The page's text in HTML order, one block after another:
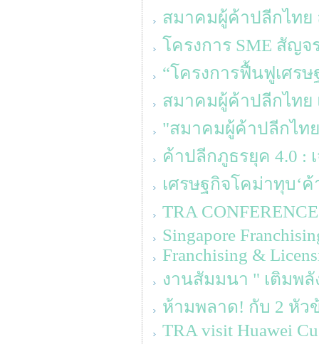
สมาคมผู้ค้าปลีกไทย
โครงการ SME สัญจ
“โครงการฟื้นฟูเศร
สมาคมผู้ค้าปลีกไทย
"สมาคมผู้ค้าปลีกไท
ค้าปลีกภูธรยุค 4.0 :
เศรษฐกิจโคม่าทุบ‘
TRA
Singapore
Franchising &
งานสัมมนา " เติมพลั
ห้ามพลาด! กับ 2 หัว
TRA visit Huawei